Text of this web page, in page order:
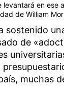
levantará en
de William
sostenido
de
muchas